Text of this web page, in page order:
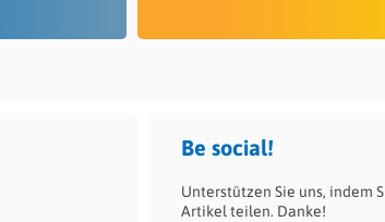
Be social!
Unterstützen Sie uns, indem
Artikel teilen. Danke!